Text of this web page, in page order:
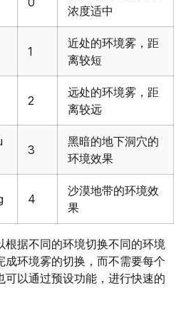
浓度适中
1
近处的环境雾，距
离较短
2
远处的环境雾，距
离较远
3
黑暗的地下洞穴的
环境效果
4
沙漠地带的环境效
果
根据不同的环境切换不同的环境
成环境雾的切换，而不需要每个
可以通过预设功能，进行快速的